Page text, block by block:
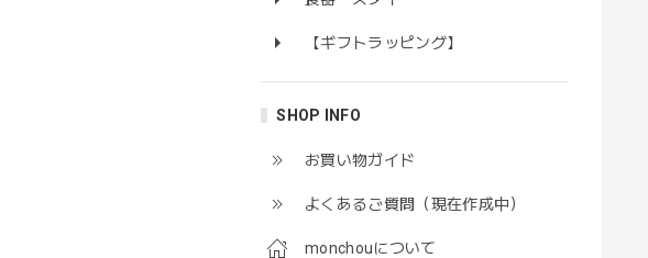
【ギフトラッピング】
SHOP INFO
お買い物ガイド
よくあるご質問（現在作成中）
monchouについて